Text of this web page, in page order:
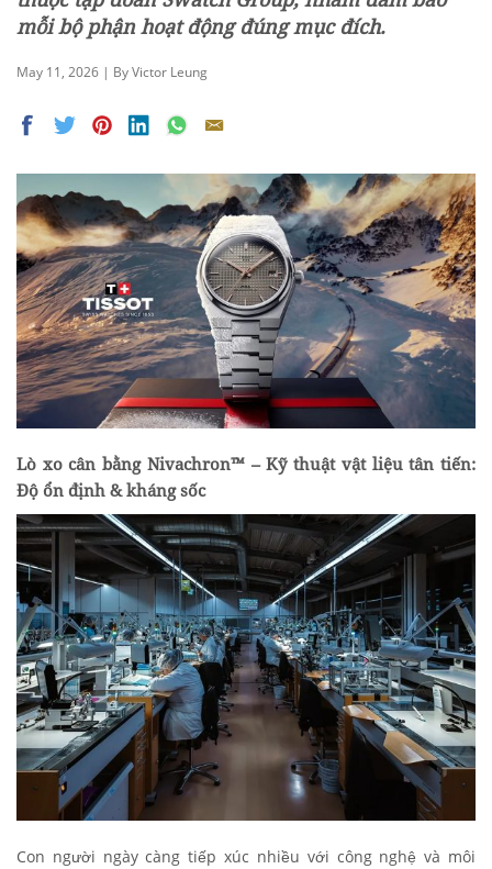
mỗi bộ phận hoạt động đúng mục đích.
May 11, 2026 | By Victor Leung
Lò xo cân bằng Nivachron™ – Kỹ thuật vật liệu tân tiến:
Độ ổn định & kháng sốc
Con người ngày càng tiếp xúc nhiều với công nghệ và môi